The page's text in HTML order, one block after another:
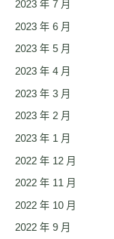
2023 年 7 月
2023 年 6 月
2023 年 5 月
2023 年 4 月
2023 年 3 月
2023 年 2 月
2023 年 1 月
2022 年 12 月
2022 年 11 月
2022 年 10 月
2022 年 9 月